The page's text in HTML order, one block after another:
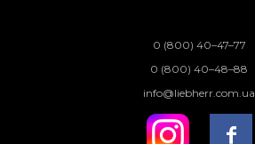
0 (800) 40–47–77
0 (800) 40–48–88
info@liebherr.com.ua